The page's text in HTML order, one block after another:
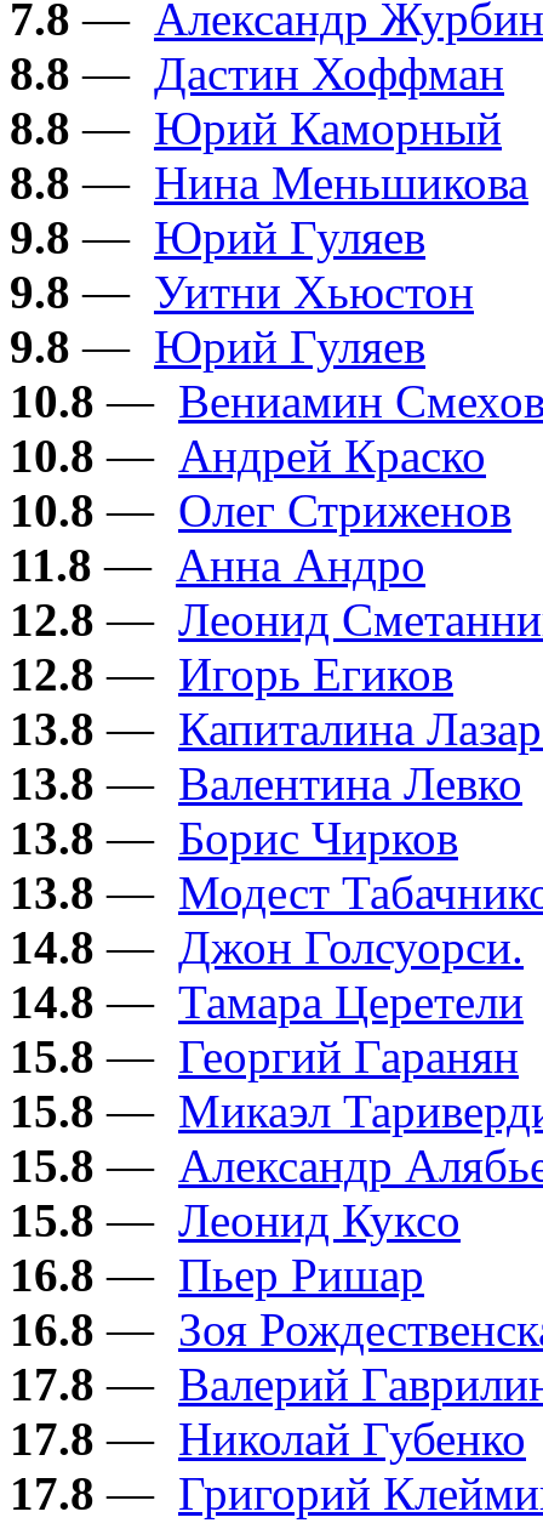
7.8 — Александр Журбин
8.8 — Дастин Хоффман
8.8 — Юрий Каморный
8.8 — Нина Меньшикова
9.8 — Юрий Гуляев
9.8 — Уитни Хьюстон
9.8 — Юрий Гуляев
10.8 — Вениамин
10.8 — Андрей Краско
10.8 — Олег Стриженов
11.8 — Анна Андро
12.8 — Леонид
12.8 — Игорь Егиков
13.8 — Капиталина
13.8 — Валентина Левко
13.8 — Борис Чирков
13.8 — Модест
14.8 — Джон Голсуорси.
14.8 — Тамара Церетели
15.8 — Георгий Гаранян
15.8 — Микаэл
15.8 — Александр
15.8 — Леонид Куксо
16.8 — Пьер Ришар
16.8 — Зоя
17.8 — Валерий
17.8 — Николай Губенко
17.8 — Григорий